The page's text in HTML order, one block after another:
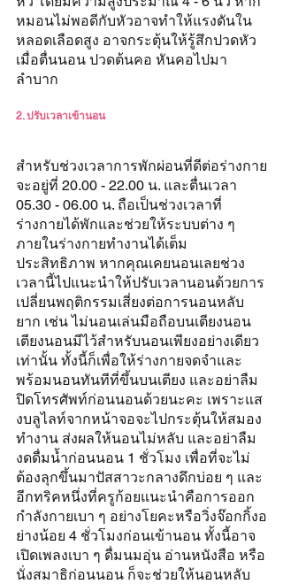
หมอนไม่พอดีกับหัวอาจทำให้แรงดันใน
หลอดเลือดสูง อาจกระตุ้นให้รู้สึกปวดหัว
เมื่อตื่นนอน ปวดต้นคอ หันคอไปมา
ลำบาก
2. ปรับเวลาเข้านอน
สำหรับช่วงเวลาการพักผ่อนที่ดีต่อร่างกาย
จะอยู่ที่ 20.00 - 22.00 น. และตื่นเวลา
05.30 - 06.00 น. ถือเป็นช่วงเวลาที่
ร่างกายได้พักและช่วยให้ระบบต่าง ๆ
ภายในร่างกายทำงานได้เต็ม
ประสิทธิภาพ หากคุณเคยนอนเลยช่วง
เวลานี้ไปแนะนำให้ปรับเวลานอนด้วยการ
เปลี่ยนพฤติกรรมเสี่ยงต่อการนอนหลับ
ยาก เช่น ไม่นอนเล่นมือถือบนเตียงนอน
เตียงนอนมีไว้สำหรับนอนเพียงอย่างเดียว
เท่านั้น ทั้งนี้ก็เพื่อให้ร่างกายจดจำและ
พร้อมนอนทันทีที่ขึ้นบนเตียง และอย่าลืม
ปิดโทรศัพท์ก่อนนอนด้วยนะคะ เพราะแส
งบลูไลท์จากหน้าจอจะไปกระตุ้นให้สมอง
ทำงาน ส่งผลให้นอนไม่หลับ และอย่าลืม
งดดื่มน้ำก่อนนอน 1 ชั่วโมง เพื่อที่จะไม่
ต้องลุกขึ้นมาปัสสาวะกลางดึกบ่อย ๆ และ
อีกทริคหนึ่งที่ครูก้อยแนะนำคือการออก
กำลังกายเบา ๆ อย่างโยคะหรือวิ่งจ๊อกกิ้งอ
ย่างน้อย 4 ชั่วโมงก่อนเข้านอน ทั้งนี้อาจ
เปิดเพลงเบา ๆ ดื่มนมอุ่น อ่านหนังสือ หรือ
นั่งสมาธิก่อนนอน ก็จะช่วยให้นอนหลับ